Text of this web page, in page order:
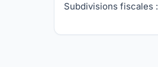
Subdivisions fiscales :